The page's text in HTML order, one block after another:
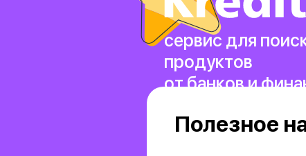
сервис для
продуктов
от банков и
Полезное